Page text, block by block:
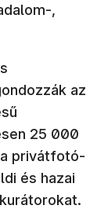
,
az
25 000
privátfotó-
és hazai